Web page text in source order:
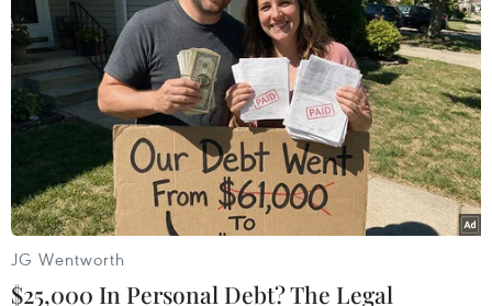
Theo dõi VietnamPlus
TIN LIÊN QUAN
JG Wentworth
$25,000 In Personal Debt? The Legal